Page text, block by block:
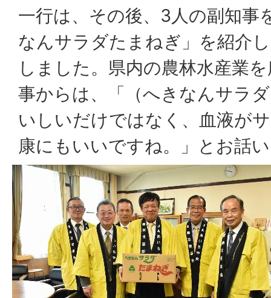
一行は、その後、3人の副知事
なんサラダたまねぎ」を紹介
しました。県内の農林水産業
事からは、「（へきなんサラ
いしいだけではなく、血液が
康にもいいですね。」とお話